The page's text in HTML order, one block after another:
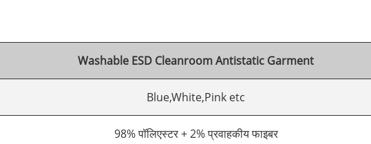
Washable ESD Cleanroom Antistatic Garment
Blue,White,Pink etc
98% पॉलिएस्टर + 2% प्रवाहकीय फाइबर